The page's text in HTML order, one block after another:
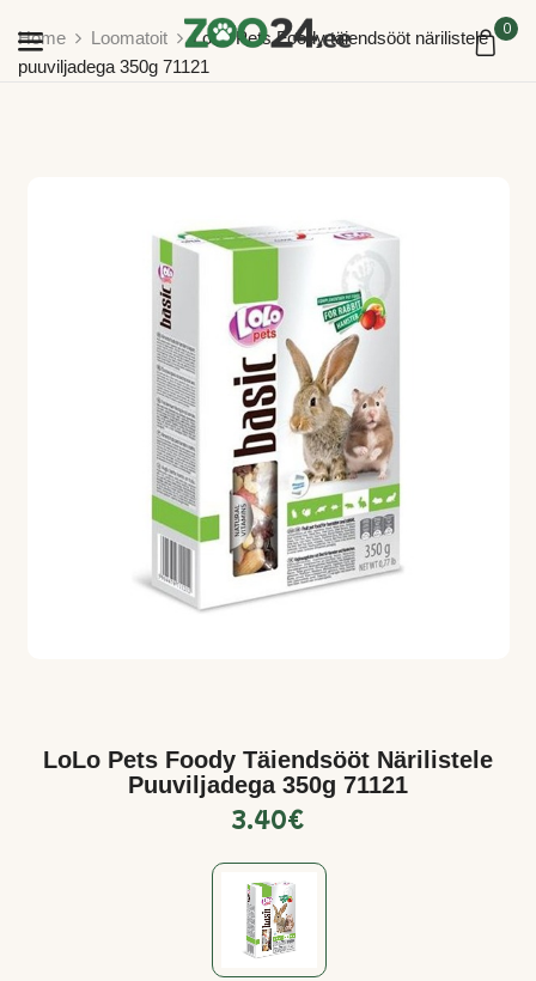
0
Home Loomatoit
LoLo Pets Foody täiendsööt närilistele
puuviljadega 350g 71121
LoLo Pets Foody Täiendsööt Närilistele
Puuviljadega 350g 71121
3.40€